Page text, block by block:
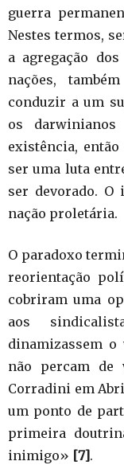
guerra
Nestes termos,
a agregação
nações,
conduzir a um
os
existência,
ser uma luta
ser devorado. O
nação proletária.
O paradoxo
reorientação
cobriram uma
aos
dinamizassem o
não percam de
Corradini em
um ponto de
primeira
inimigo» [7] .